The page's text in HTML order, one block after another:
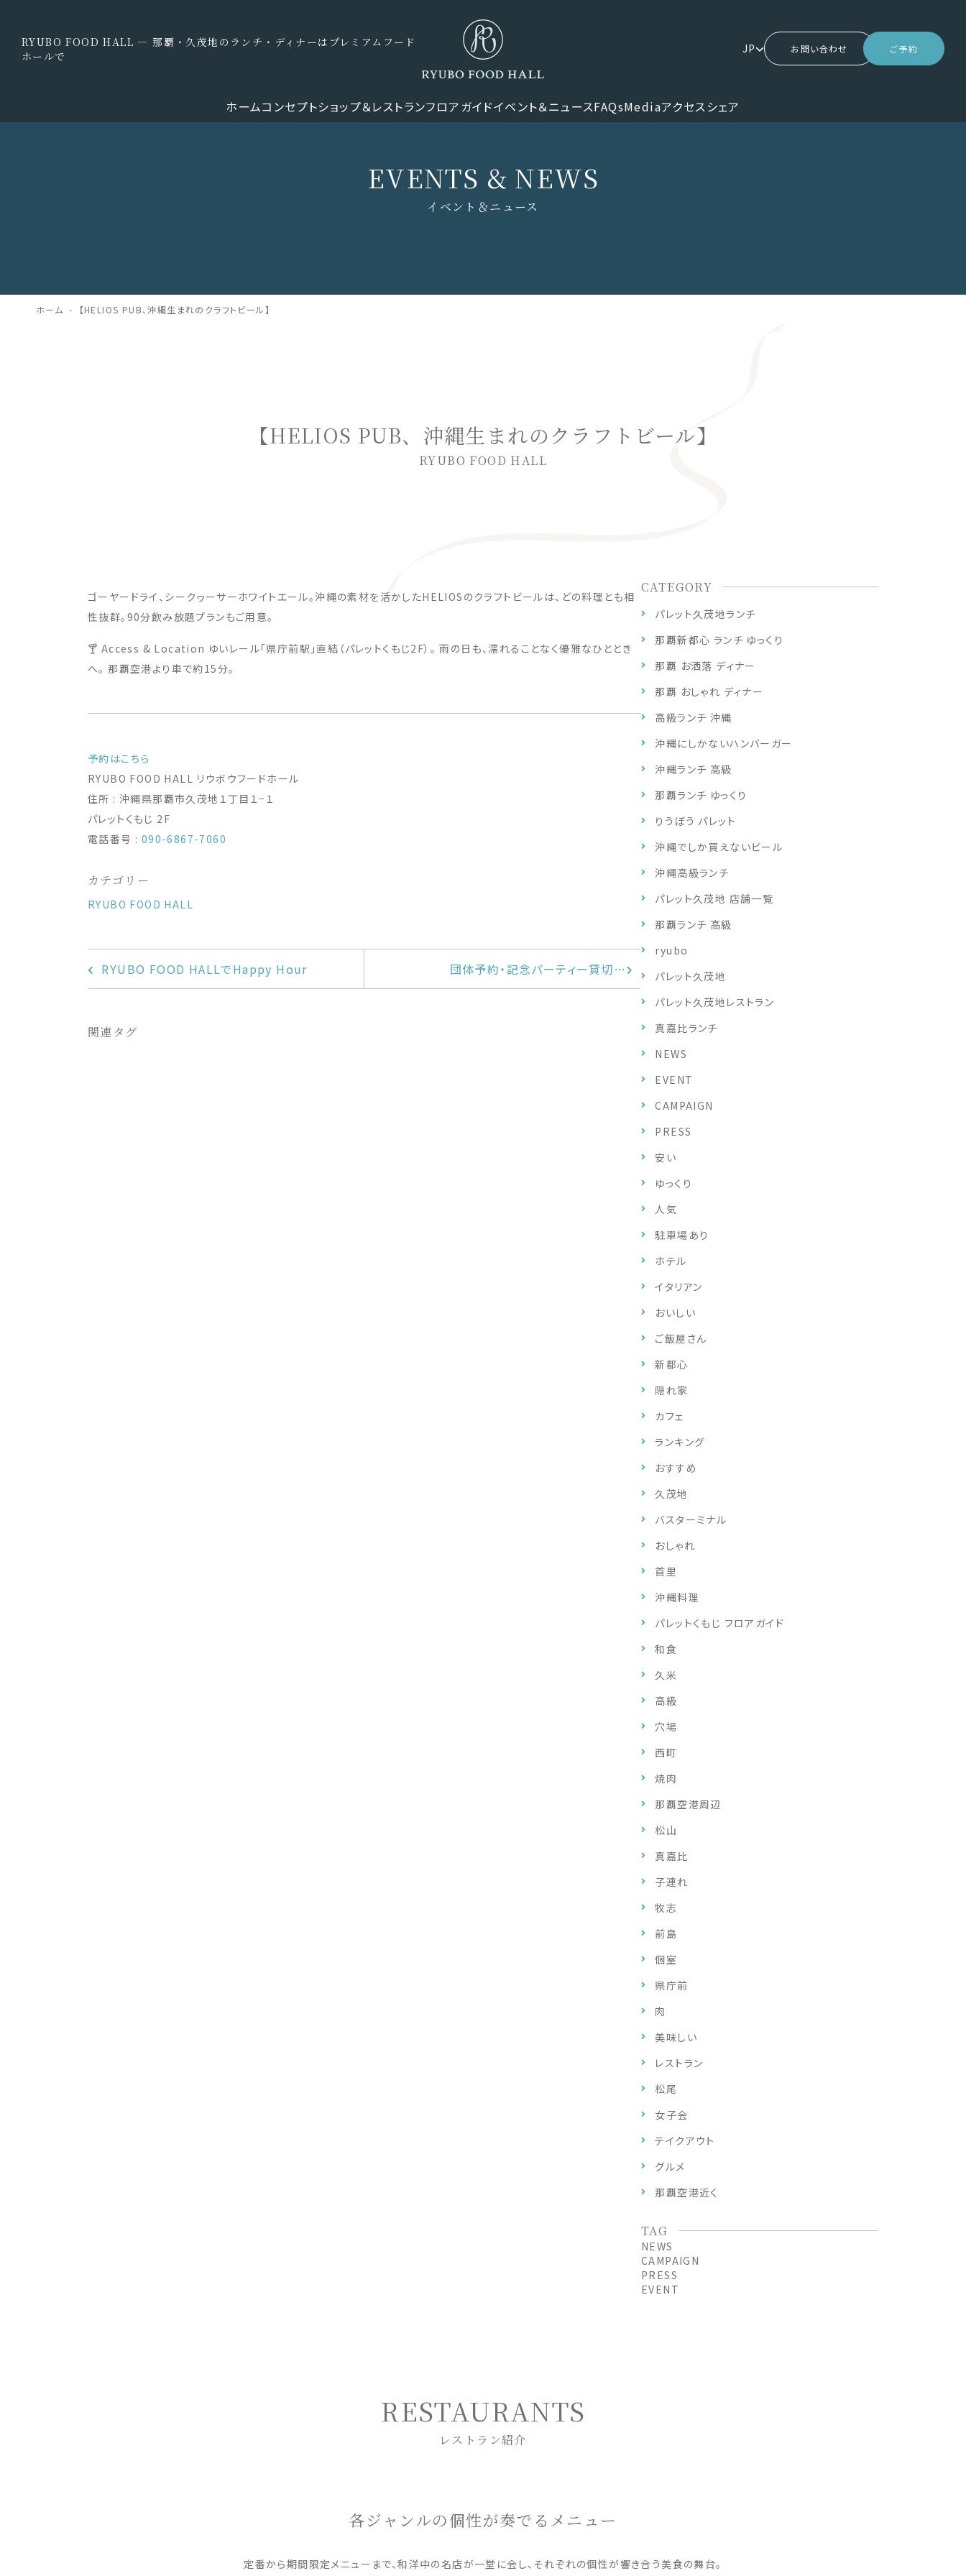
RYUBO FOOD HALL — 那覇・久茂地のランチ・ディナーはプレミアムフード
ホールで
JP お問い合わせ ご予約
ホームコンセプトショップ＆レストランフロアガイドイベント＆ニュースFAQsMediaアクセス シェア
EVENTS & NEWS
イベント＆ニュース
ホーム 【HELIOS PUB、沖縄生まれのクラフトビール】
【HELIOS PUB、沖縄生まれのクラフトビール】
RYUBO FOOD HALL
ゴーヤードライ、シークヮーサーホワイトエール。沖縄の素材を活かしたHELIOSのクラフトビールは、どの料理とも相
性抜群。90分飲み放題プランもご用意。
🍸 Access & Location ゆいレール「県庁前駅」直結（パレットくもじ2F）。 雨の日も、濡れることなく優雅なひととき
へ。 那覇空港より車で約15分。
予約はこちら
RYUBO FOOD HALL リウボウフードホール
住所 : 沖縄県那覇市久茂地１丁目１−１
パレットくもじ 2F
電話番号 : 090-6867-7060
カテゴリー
RYUBO FOOD HALL
RYUBO FOOD HALLでHappy Hour 団体予約・記念パーティー貸切…
関連タグ
CATEGORY
パレット久茂地ランチ
那覇新都心 ランチ ゆっくり
那覇 お洒落 ディナー
那覇 おしゃれ ディナー
高級ランチ 沖縄
沖縄にしかないハンバーガー
沖縄ランチ 高級
那覇ランチ ゆっくり
りうぼう パレット
沖縄でしか買えないビール
沖縄高級ランチ
パレット久茂地 店舗一覧
那覇ランチ 高級
ryubo
パレット久茂地
パレット久茂地レストラン
真嘉比ランチ
NEWS
EVENT
CAMPAIGN
PRESS
安い
ゆっくり
人気
駐車場あり
ホテル
イタリアン
おいしい
ご飯屋さん
新都心
隠れ家
カフェ
ランキング
おすすめ
久茂地
バスターミナル
おしゃれ
首里
沖縄料理
パレットくもじ フロアガイド
和食
久米
高級
穴場
西町
焼肉
那覇空港周辺
松山
真嘉比
子連れ
牧志
前島
個室
県庁前
肉
美味しい
レストラン
松尾
女子会
テイクアウト
グルメ
那覇空港近く
TAG
NEWS
CAMPAIGN
PRESS
EVENT
RESTAURANTS
レストラン紹介
各ジャンルの個性が奏でるメニュー
定番から期間限定メニューまで、和洋中の名店が一堂に会し、それぞれの個性が響き合う美食の舞台。